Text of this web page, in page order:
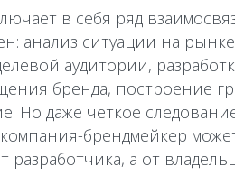
в себя ряд
анализ ситуации на
аудитории,
бренда, построение
Но даже четкое
брендмейкер
разработчика, а от